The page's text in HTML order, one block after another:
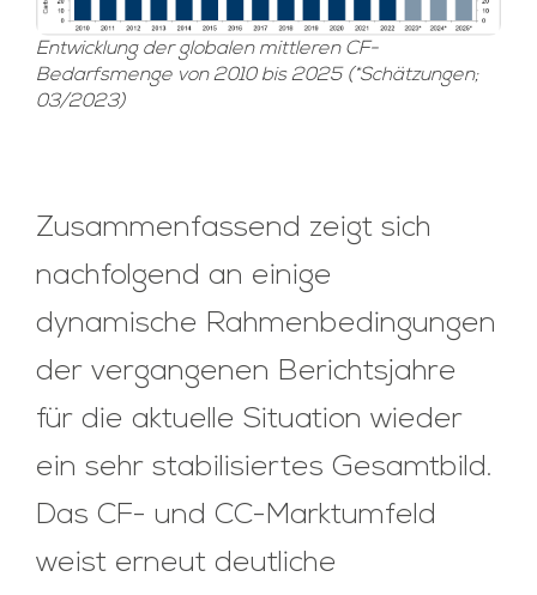
Entwicklung der globalen mittleren CF-
Bedarfsmenge von 2010 bis 2025 (*Schätzungen;
03/2023)
Zusammenfassend zeigt sich
nachfolgend an einige
dynamische Rahmenbedingungen
der vergangenen Berichtsjahre
für die aktuelle Situation wieder
ein sehr stabilisiertes Gesamtbild.
Das CF- und CC-Marktumfeld
weist erneut deutliche